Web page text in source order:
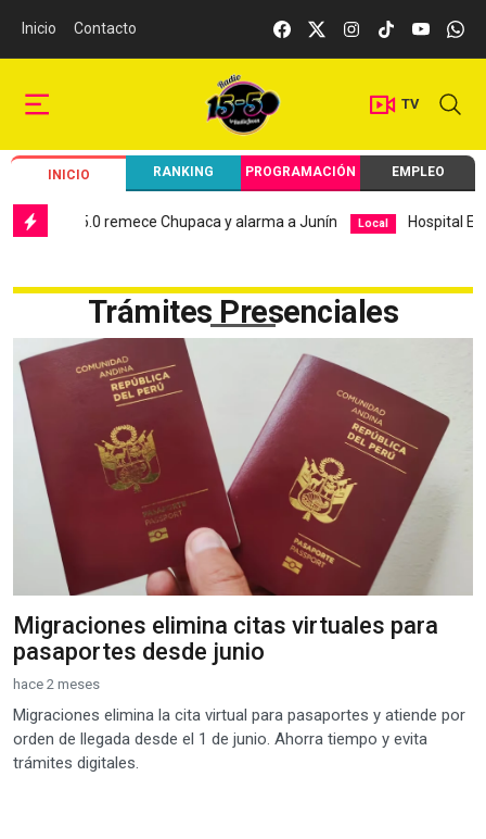
Inicio Contacto
TV
INICIO RANKING PROGRAMACIÓN EMPLEO
de 5.0 remece Chupaca y alarma a Junín Local Hospital El
Trámites Presenciales
Migraciones elimina citas virtuales para
pasaportes desde junio
hace 2 meses
Migraciones elimina la cita virtual para pasaportes y atiende por
orden de llegada desde el 1 de junio. Ahorra tiempo y evita
trámites digitales.